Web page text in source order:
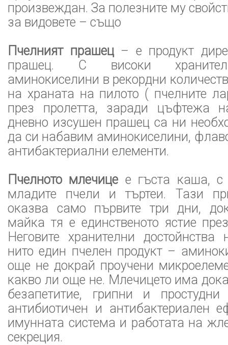
произвеждан. За полезните му
за видовете – също
Пчелният прашец– е продукт
прашец. С високи
аминокиселини в рекордни
на храната на пилото ( пчелните
през пролетта, заради цъфтежа
дневно изсушен прашец са ни
да си набавим аминокиселини,
антибактериални елементи.
Пчелното млечицее гъста каша, с
младите пчели и търтеи. Тази
оказва само първите три дни,
майка тя е единственото ястие
Неговите хранителни
нито един пчелен продукт –
още не докрай проучени
какво ли още не. Млечицето има
безапетитие, грипни и
антибиотичен и антибактериален
имунната система и работата на
секреция.